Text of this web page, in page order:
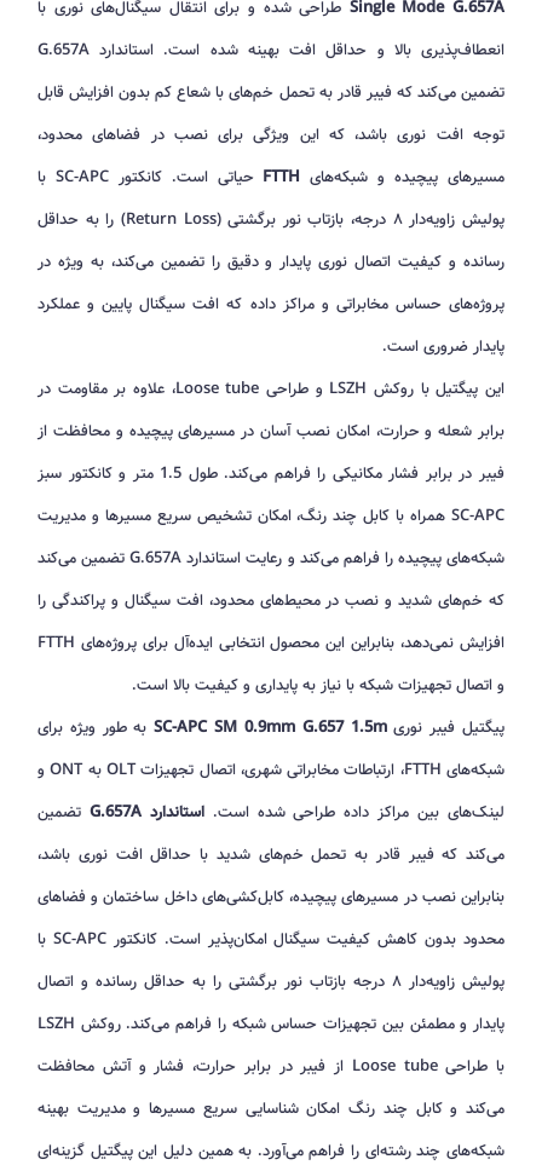
Single Mode G.657A طراحی شده و برای انتقال سیگنال‌های نوری با
انعطاف‌پذیری بالا و حداقل افت بهینه شده است. استاندارد G.657A
تضمین می‌کند که فیبر قادر به تحمل خم‌های با شعاع کم بدون افزایش قابل
توجه افت نوری باشد، که این ویژگی برای نصب در فضاهای محدود،
مسیرهای پیچیده و شبکه‌های FTTH
حیاتی است. کانکتور SC-APC با
پولیش زاویه‌دار ۸ درجه، بازتاب نور برگشتی (Return Loss) را به حداقل
رسانده و کیفیت اتصال نوری پایدار و دقیق را تضمین می‌کند، به ویژه در
پروژه‌های حساس مخابراتی و مراکز داده که افت سیگنال پایین و عملکرد
پایدار ضروری است.
این پیگتیل با روکش LSZH و طراحی Loose tube، علاوه بر مقاومت در
برابر شعله و حرارت، امکان نصب آسان در مسیرهای پیچیده و محافظت از
فیبر در برابر فشار مکانیکی را فراهم می‌کند. طول 1.5 متر و کانکتور سبز
SC-APC همراه با کابل چند رنگ، امکان تشخیص سریع مسیرها و مدیریت
شبکه‌های پیچیده را فراهم می‌کند و رعایت استاندارد G.657A تضمین می‌کند
که خم‌های شدید و نصب در محیط‌های محدود، افت سیگنال و پراکندگی را
افزایش نمی‌دهد، بنابراین این محصول انتخابی ایده‌آل برای پروژه‌های FTTH
و اتصال تجهیزات شبکه با نیاز به پایداری و کیفیت بالا است.
پیگتیل فیبر نوریSC-APC SM 0.9mm G.657 1.5mبه طور ویژه برای
شبکه‌های FTTH، ارتباطات مخابراتی شهری، اتصال تجهیزات OLT به ONT و
لینک‌های بین مراکز داده طراحی شده است.استاندارد G.657A
تضمین
می‌کند که فیبر قادر به تحمل خم‌های شدید با حداقل افت نوری باشد،
بنابراین نصب در مسیرهای پیچیده، کابل‌کشی‌های داخل ساختمان و فضاهای
محدود بدون کاهش کیفیت سیگنال امکان‌پذیر است. کانکتور SC-APC با
پولیش زاویه‌دار ۸ درجه بازتاب نور برگشتی را به حداقل رسانده و اتصال
پایدار و مطمئن بین تجهیزات حساس شبکه را فراهم می‌کند. روکش LSZH
با طراحی Loose tube از فیبر در برابر حرارت، فشار و آتش محافظت
می‌کند و کابل چند رنگ امکان شناسایی سریع مسیرها و مدیریت بهینه
شبکه‌های چند رشته‌ای را فراهم می‌آورد. به همین دلیل این پیگتیل گزینه‌ای